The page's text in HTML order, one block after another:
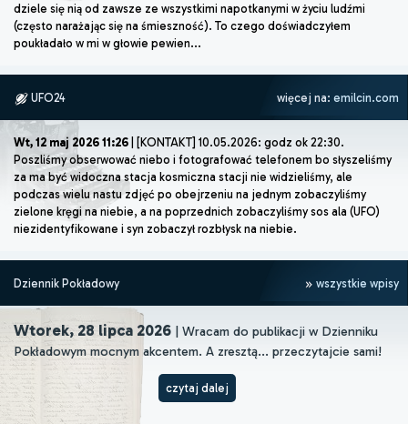
dziele się nią od zawsze ze wszystkimi napotkanymi w życiu ludźmi
(często narażając się na śmieszność). To czego doświadczyłem
poukładało w mi w głowie pewien...
UFO24 więcej na: emilcin.com
Wt, 12 maj 2026 11:26 | [KONTAKT] 10.05.2026: godz ok 22:30.
Poszliśmy obserwować niebo i fotografować telefonem bo słyszeliśmy
za ma być widoczna stacja kosmiczna stacji nie widzieliśmy, ale
podczas wielu nastu zdjęć po obejrzeniu na jednym zobaczyliśmy
zielone kręgi na niebie, a na poprzednich zobaczyliśmy sos ala (UFO)
niezidentyfikowane i syn zobaczył rozbłysk na niebie.
Dziennik Pokładowy wszystkie wpisy
Wtorek, 28 lipca 2026 | Wracam do publikacji w Dzienniku
Pokładowym mocnym akcentem. A zresztą... przeczytajcie sami!
czytaj dalej